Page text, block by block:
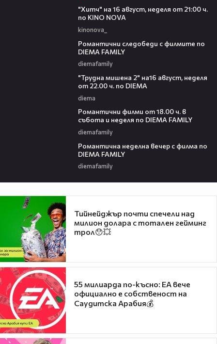
"Хитч" на 16 август, неделя от 21:00 ч.
по KINO NOVA
kinonova_
Романтични следобеди с филмите по
DIEMA FAMILY
diemafamily
"Трудна мишена 2" на16 август, неделя
от 22.00 ч. по DIEMA
diema
Романтични филми от 18.00 ч. в
събота и неделя по DIEMA FAMILY
diemafamily
Романтичнa неделна вечер с филма по
DIEMA FAMILY
diemafamily
Тийнейджър почти спечели над
милион долара с тотален гейминг
трол😯💥
55 милиарда по-късно: EA вече
официално е собственост на
Саудитска Арабия💰